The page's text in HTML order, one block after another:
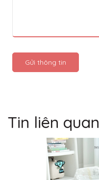
Gửi thông tin
Tin liên quan